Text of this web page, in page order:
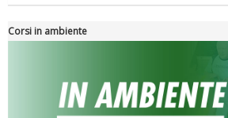
Corsi in ambiente